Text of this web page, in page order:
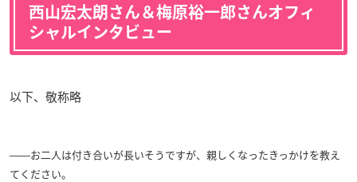
西山宏太朗さん＆梅原裕一郎さんオフィ
シャルインタビュー
以下、敬称略
――お二人は付き合いが長いそうですが、親しくなったきっかけを教え
てください。